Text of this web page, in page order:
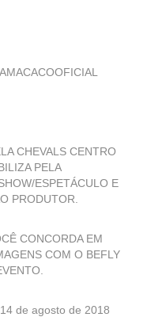
CHEVALS CENTRO
PELA
ESPETÁCULO E
PRODUTOR.
CONCORDA EM
COM O BEFLY
de agosto de 2018